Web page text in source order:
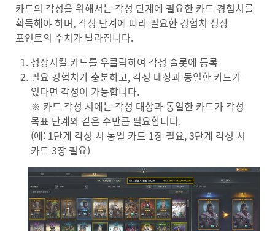
카드의 각성을 위해서는 각성 단계에 필요한 카드 경험치를
획득해야 하며, 각성 단계에 따라 필요한 경험치 성장
포인트의 수치가 달라집니다.
성장시킬 카드를 우클릭하여 각성 슬롯에 등록
필요 경험치가 충분하고, 각성 대상과 동일한 카드가
있다면 각성이 가능합니다.
※ 카드 각성 시에는 각성 대상과 동일한 카드가 각성
목표 단계와 같은 수만큼 필요합니다.
(예: 1단계 각성 시 동일 카드 1장 필요, 3단계 각성 시
카드 3장 필요)